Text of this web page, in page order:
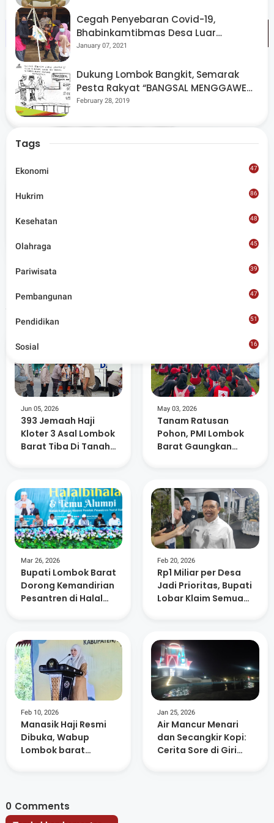
Tags Lobar
Share
Artikel Terkait
Jun 05, 2026
393 Jemaah Haji
Kloter 3 Asal Lombok
Barat Tiba Di Tanah
May 03, 2026
Tanam Ratusan
Pohon, PMI Lombok
Barat Gaungkan
Mar 26, 2026
Bupati Lombok Barat
Dorong Kemandirian
Pesantren di Halal
Feb 20, 2026
Rp1 Miliar per Desa
Jadi Prioritas, Bupati
Lobar Klaim Semua
Feb 10, 2026
Manasik Haji Resmi
Dibuka, Wabup
Lombok barat
Jan 25, 2026
Air Mancur Menari
dan Secangkir Kopi:
Cerita Sore di Giri
0 Comments
Cegah Penyebaran Covid-19,
Bhabinkamtibmas Desa Luar
Pantau Kegiatan Posyandu
January 07, 2021
Dukung Lombok Bangkit, Semarak
Pesta Rakyat “BANGSAL MENGGAWE”
Kembali Digelar Para Seniman Di
February 28, 2019
Tags
Ekonomi 47
Hukrim 86
Kesehatan 48
Olahraga 45
Pariwisata 39
Pembangunan 47
Pendidikan 51
Sosial
16